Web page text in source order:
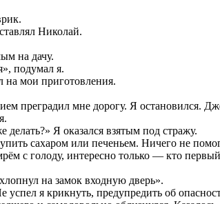
Николай.
на дачу.
подумал я.
на мои приготовления.
преградил мне дорогу. Я остановился.
Я оказался взятым под стражу.
сахаром или печеньем. Ничего не
с голоду, интересно только — кто
на замок входную дверь».
я крикнуть, предупредить об